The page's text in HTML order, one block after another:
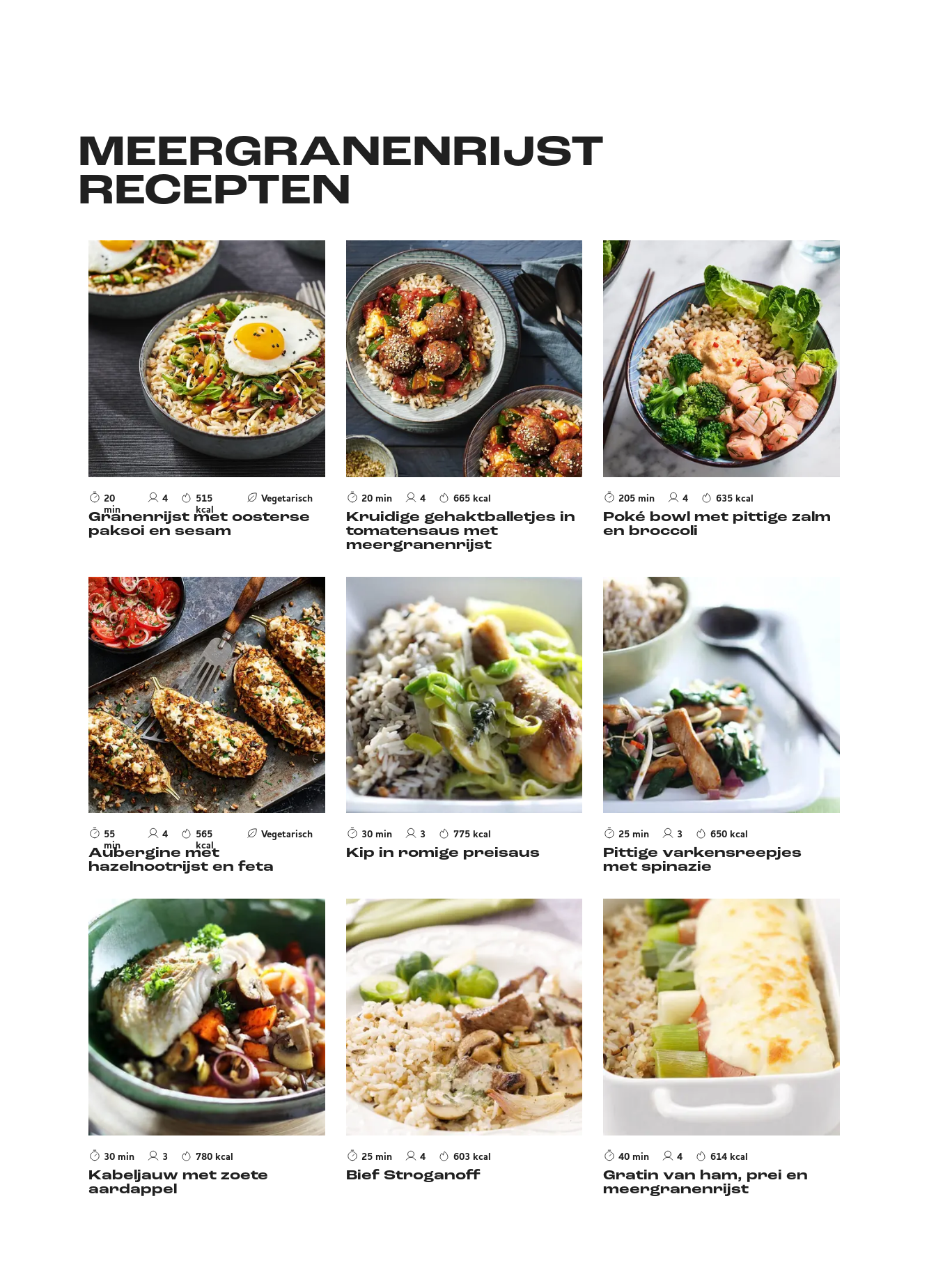
MEERGRANENRIJST
RECEPTEN
20
min
4
515
kcal
Vegetarisch
Granenrijst met oosterse
paksoi en sesam
20 min 4 665 kcal
Kruidige gehaktballetjes in
tomatensaus met
meergranenrijst
205 min 4 635 kcal
Poké bowl met pittige zalm
en broccoli
55
min
4
565
kcal
Vegetarisch
Aubergine met
hazelnootrijst en feta
30 min 3 775 kcal
Kip in romige preisaus
25 min 3 650 kcal
Pittige varkensreepjes
met spinazie
30 min 3 780 kcal
Kabeljauw met zoete
aardappel
25 min 4 603 kcal
Bief Stroganoff
40 min 4 614 kcal
Gratin van ham, prei en
meergranenrijst